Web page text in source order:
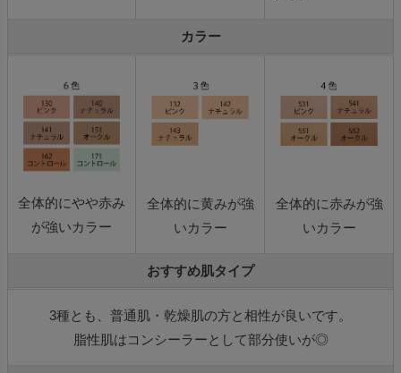
カラー
全体的にやや赤み
が強いカラー
全体的に黄みが強
いカラー
全体的に赤みが強
いカラー
おすすめ肌タイプ
3種とも、普通肌・乾燥肌の方と相性が良いです。
脂性肌はコンシーラーとして部分使いが◎